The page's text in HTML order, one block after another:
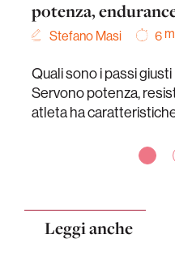
potenza,
Stefano Masi 6
Quali sono i passi
Servono potenza,
atleta ha
Leggi anche